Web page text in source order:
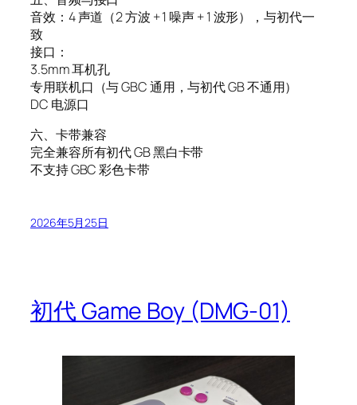
音效：4 声道（2 方波 + 1 噪声 + 1 波形），与初代一
致
接口：
3.5mm 耳机孔
专用联机口（与 GBC 通用，与初代 GB 不通用）
DC 电源口
六、卡带兼容
完全兼容所有初代 GB 黑白卡带
不支持 GBC 彩色卡带
2026年5月25日
初代 Game Boy (DMG-01)